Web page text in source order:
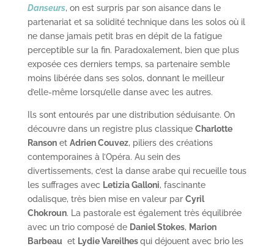
Danseurs, on est surpris par son aisance dans le
partenariat et sa solidité technique dans les solos où il
ne danse jamais petit bras en dépit de la fatigue
perceptible sur la fin. Paradoxalement, bien que plus
exposée ces derniers temps, sa partenaire semble
moins libérée dans ses solos, donnant le meilleur
d’elle-même lorsqu’elle danse avec les autres.
Ils sont entourés par une distribution séduisante. On
découvre dans un registre plus classique Charlotte
Ransonet Adrien Couvez, piliers des créations
contemporaines à l’Opéra. Au sein des
divertissements, c’est la danse arabe qui recueille tous
les suffrages avec Letizia Galloni, fascinante
odalisque, très bien mise en valeur par Cyril
Chokroun. La pastorale est également très équilibrée
avec un trio composé de Daniel Stokes, Marion
Barbeau et Lydie Vareilhesqui déjouent avec brio les